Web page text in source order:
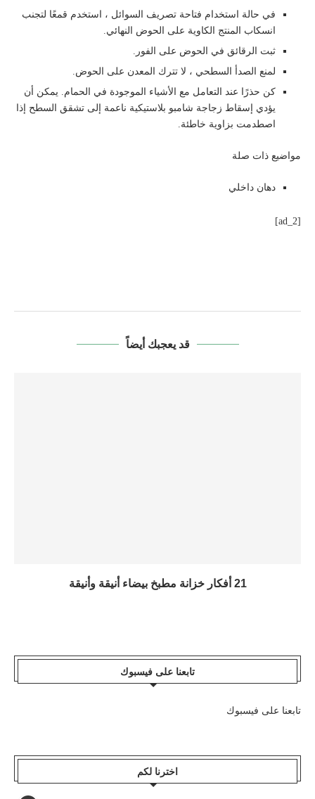
في حالة استخدام فتاحة تصريف السوائل ، استخدم قمعًا لتجنب
انسكاب المنتج الكاوية على الحوض النهائي.
ثبت الرقائق في الحوض على الفور.
لمنع الصدأ السطحي ، لا تترك المعدن على الحوض.
كن حذرًا عند التعامل مع الأشياء الموجودة في الحمام. يمكن أن
يؤدي إسقاط زجاجة شامبو بلاستيكية ناعمة إلى تشقق السطح إذا
اصطدمت بزاوية خاطئة.
مواضيع ذات صلة
دهان داخلي
[ad_2]
قد يعجبك أيضاً
21 أفكار خزانة مطبخ بيضاء أنيقة وأنيقة
تابعنا على فيسبوك
تابعنا على فيسبوك
اخترنا لكم